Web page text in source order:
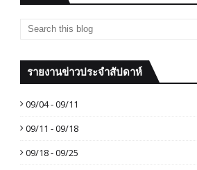
รายงานข่าวประจำสัปดาห์
09/04 - 09/11
09/11 - 09/18
09/18 - 09/25